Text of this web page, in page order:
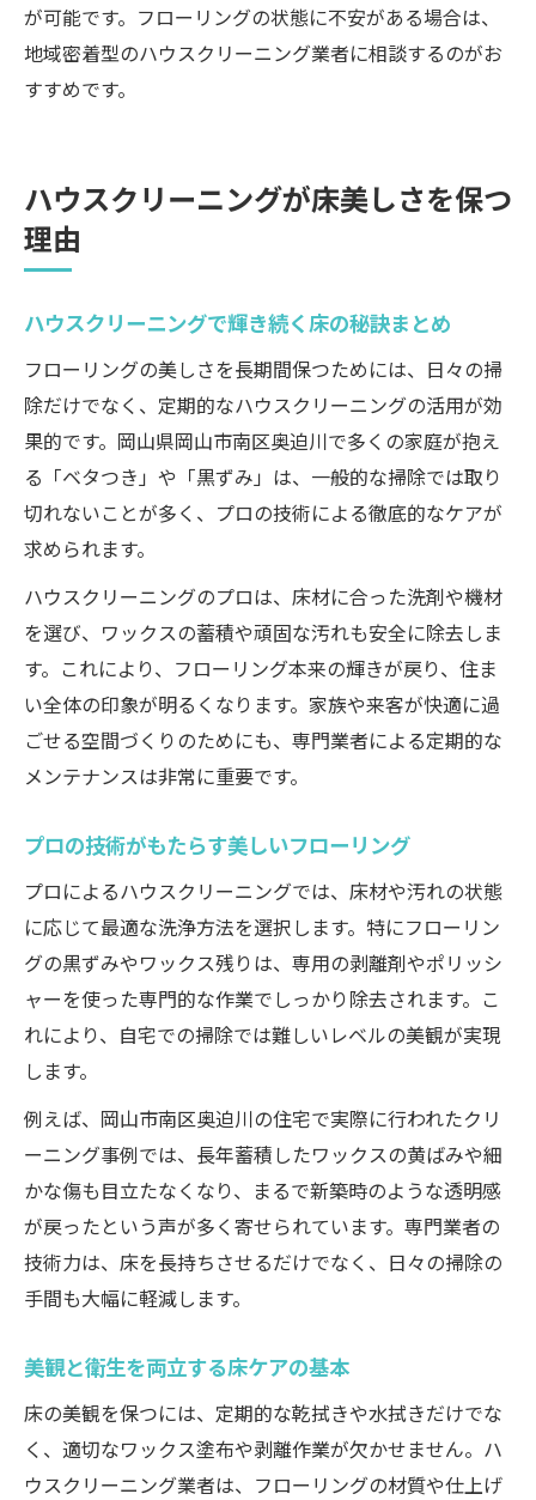
が可能です。フローリングの状態に不安がある場合は、
地域密着型のハウスクリーニング業者に相談するのがお
すすめです。
ハウスクリーニングが床美しさを保つ
理由
ハウスクリーニングで輝き続く床の秘訣まとめ
フローリングの美しさを長期間保つためには、日々の掃
除だけでなく、定期的なハウスクリーニングの活用が効
果的です。岡山県岡山市南区奥迫川で多くの家庭が抱え
る「ベタつき」や「黒ずみ」は、一般的な掃除では取り
切れないことが多く、プロの技術による徹底的なケアが
求められます。
ハウスクリーニングのプロは、床材に合った洗剤や機材
を選び、ワックスの蓄積や頑固な汚れも安全に除去しま
す。これにより、フローリング本来の輝きが戻り、住ま
い全体の印象が明るくなります。家族や来客が快適に過
ごせる空間づくりのためにも、専門業者による定期的な
メンテナンスは非常に重要です。
プロの技術がもたらす美しいフローリング
プロによるハウスクリーニングでは、床材や汚れの状態
に応じて最適な洗浄方法を選択します。特にフローリン
グの黒ずみやワックス残りは、専用の剥離剤やポリッシ
ャーを使った専門的な作業でしっかり除去されます。こ
れにより、自宅での掃除では難しいレベルの美観が実現
します。
例えば、岡山市南区奥迫川の住宅で実際に行われたクリ
ーニング事例では、長年蓄積したワックスの黄ばみや細
かな傷も目立たなくなり、まるで新築時のような透明感
が戻ったという声が多く寄せられています。専門業者の
技術力は、床を長持ちさせるだけでなく、日々の掃除の
手間も大幅に軽減します。
美観と衛生を両立する床ケアの基本
床の美観を保つには、定期的な乾拭きや水拭きだけでな
く、適切なワックス塗布や剥離作業が欠かせません。ハ
ウスクリーニング業者は、フローリングの材質や仕上げ